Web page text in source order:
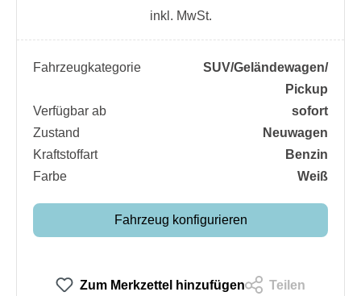
inkl. MwSt.
Fahrzeugkategorie
SUV/​Geländewagen/​
Pickup
Verfügbar ab
sofort
Zustand
Neuwagen
Kraftstoffart
Benzin
Farbe
Weiß
Fahrzeug konfigurieren
Zum Merkzettel hinzufügen Teilen